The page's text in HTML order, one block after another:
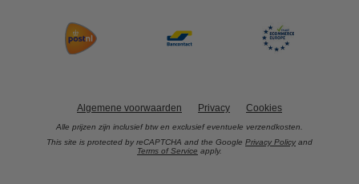
Algemene voorwaarden Privacy Cookies
Alle prijzen zijn inclusief btw en exclusief eventuele verzendkosten.
This site is protected by reCAPTCHA and the Google Privacy Policy and
Terms of Service apply.